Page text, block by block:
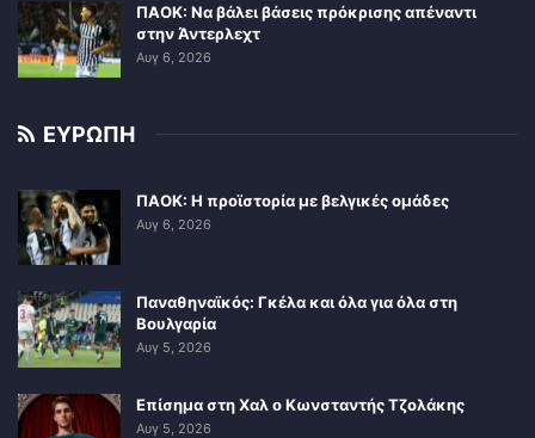
ΠΑΟΚ: Να βάλει βάσεις πρόκρισης απέναντι
στην Άντερλεχτ
Αυγ 6, 2026
ΕΥΡΩΠΗ
ΠΑΟΚ: Η προϊστορία με βελγικές ομάδες
Αυγ 6, 2026
Παναθηναϊκός: Γκέλα και όλα για όλα στη
Βουλγαρία
Αυγ 5, 2026
Επίσημα στη Χαλ ο Κωνσταντής Τζολάκης
Αυγ 5, 2026